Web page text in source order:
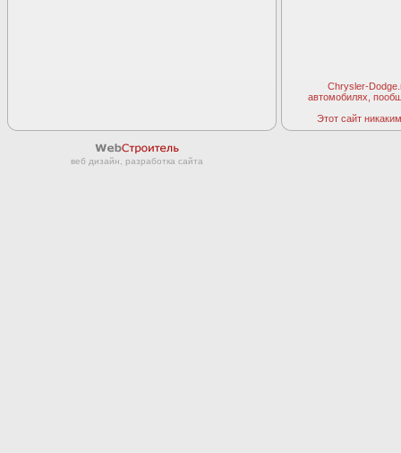
Chrysler-
автомобилях,
Этот сайт
веб дизайн, разработка сайта